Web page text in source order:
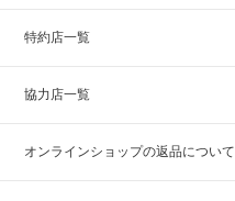
特約店一覧
協力店一覧
オンラインショップの返品について